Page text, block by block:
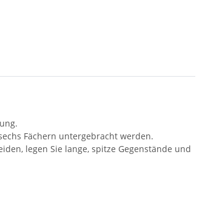
Fächern untergebracht werden.
legen Sie lange, spitze Gegenstände und